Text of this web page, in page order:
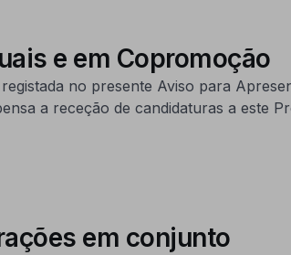
e em Copromoção
no presente Aviso para
a receção de candidaturas a este
em conjunto